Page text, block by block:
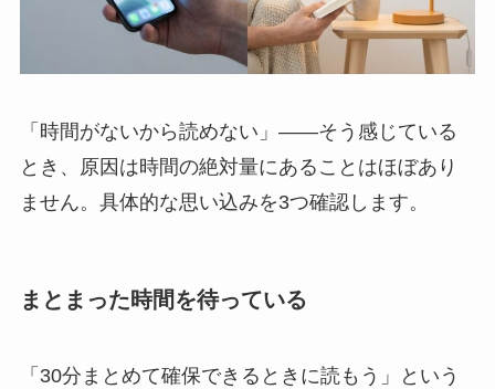
「時間がないから読めない」——そう感じている
とき、原因は時間の絶対量にあることはほぼあり
ません。具体的な思い込みを3つ確認します。
まとまった時間を待っている
「30分まとめて確保できるときに読もう」という